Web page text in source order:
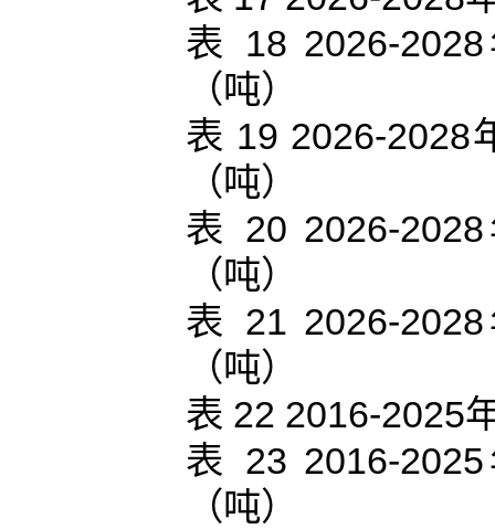
表 18 2026-
（吨）
表 19 2026-2028
（吨）
表 20 2026-
（吨）
表 21 2026-
（吨）
表 22 2016-2025
表 23 2016-
（吨）